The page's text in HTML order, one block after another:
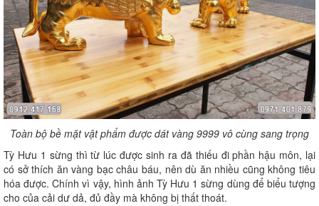
Toàn bộ bề mặt vật phẩm được dát vàng 9999 vô cùng sang trọng
Tỳ Hưu 1 sừng thì từ lúc được sinh ra đã thiếu đi phần hậu môn, lại
có sở thích ăn vàng bạc châu báu, nên dù ăn nhiều cũng không tiêu
hóa được. Chính vì vậy, hình ảnh Tỳ Hưu 1 sừng dùng để biểu tượng
cho của cải dư dả, đủ đầy mà không bị thất thoát.